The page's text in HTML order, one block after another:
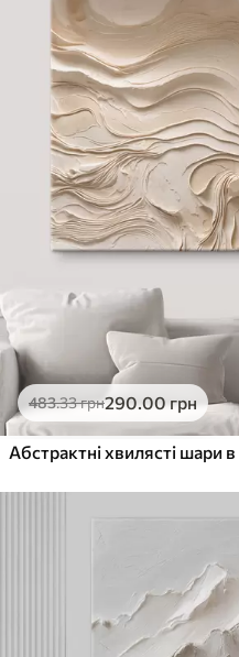
483.33грн290.00 грн